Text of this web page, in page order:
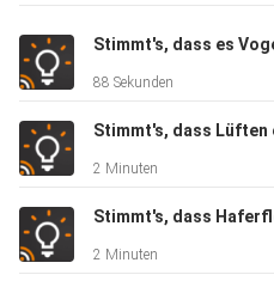
88 Sekunden
2 Minuten
2 Minuten